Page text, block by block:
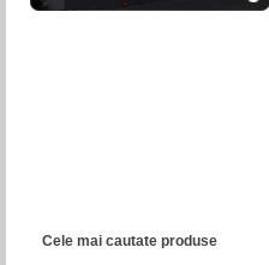
Cele mai cautate produse